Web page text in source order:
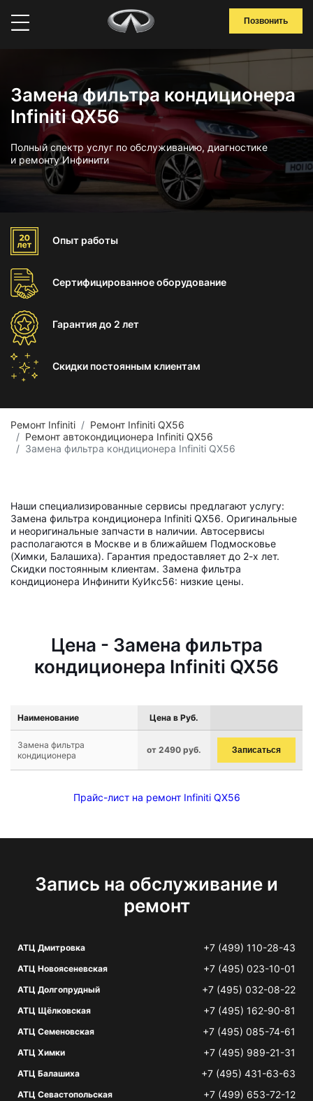
Позвонить
Замена фильтра кондиционера
Infiniti QX56
Полный спектр услуг по обслуживанию, диагностике
и ремонту Инфинити
Опыт работы
Сертифицированноеоборудование
Гарантиядо 2 лет
Скидки постоянным клиентам
Ремонт Infiniti
Ремонт Infiniti QX56
Ремонт автокондиционера Infiniti QX56
Замена фильтра кондиционера Infiniti QX56
Наши специализированные сервисы предлагают услугу:
Замена фильтра кондиционера Infiniti QX56. Оригинальные
и неоригинальные запчасти в наличии. Автосервисы
располагаются в Москве и в ближайшем Подмосковье
(Химки, Балашиха). Гарантия предоставляет до 2-х лет.
Скидки постоянным клиентам. Замена фильтра
кондиционера Инфинити КуИкс56: низкие цены.
Цена - Замена фильтра
кондиционера Infiniti QX56
Наименование Цена в Руб.
Замена фильтра
кондиционера
от 2490 руб. Записаться
Прайс-лист на ремонт Infiniti QX56
Запись на обслуживание и
ремонт
АТЦ Дмитровка +7 (499) 110-28-43
АТЦ Новоясеневская +7 (495) 023-10-01
АТЦ Долгопрудный +7 (495) 032-08-22
АТЦ Щёлковская +7 (495) 162-90-81
АТЦ Семеновская +7 (495) 085-74-61
АТЦ Химки +7 (495) 989-21-31
АТЦ Балашиха +7 (495) 431-63-63
АТЦ Севастопольская +7 (499) 653-72-12